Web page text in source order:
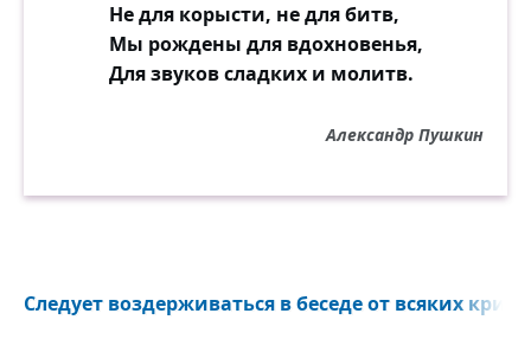
Не для корысти, не для битв,
Мы рождены для вдохновенья,
Для звуков сладких и молитв.
Александр Пушкин
Следует воздерживаться в беседе от всяких